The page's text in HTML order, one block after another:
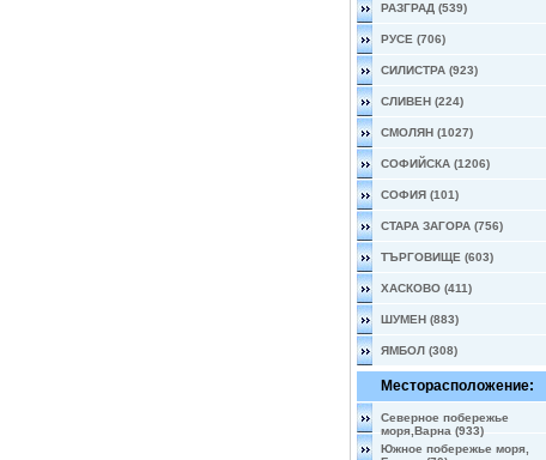
РАЗГРАД (539)
РУСЕ (706)
СИЛИСТРА (923)
СЛИВЕН (224)
СМОЛЯН (1027)
СОФИЙСКА (1206)
СОФИЯ (101)
СТАРА ЗАГОРА (756)
ТЪРГОВИЩЕ (603)
ХАСКОВО (411)
ШУМЕН (883)
ЯМБОЛ (308)
Месторасположение:
Северное побережье
моря,Варна (933)
Южное побережье моря,